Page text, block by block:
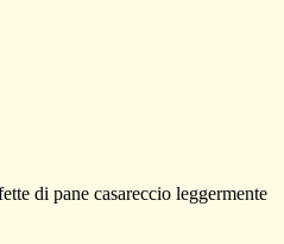
di pane casareccio leggermente